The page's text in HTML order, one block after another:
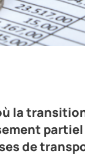
2025, déposé
partiel de
la
partiel
de